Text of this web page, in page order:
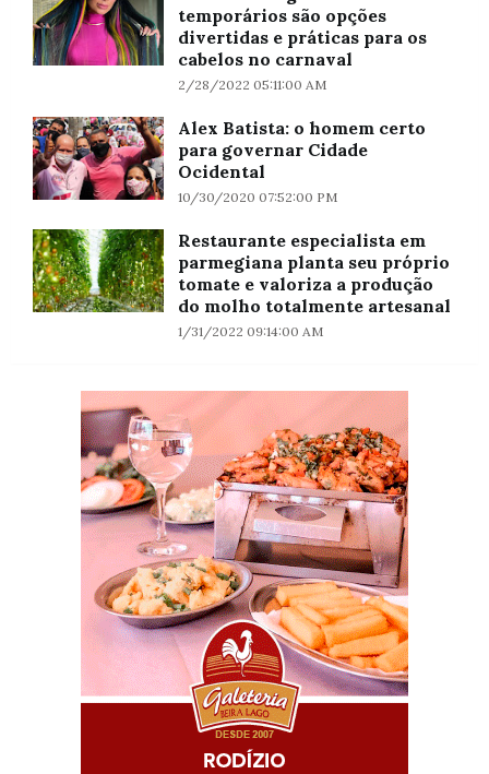
temporários são opções
divertidas e práticas para os
cabelos no carnaval
2/28/2022 05:11:00 AM
Alex Batista: o homem certo
para governar Cidade
Ocidental
10/30/2020 07:52:00 PM
Restaurante especialista em
parmegiana planta seu próprio
tomate e valoriza a produção
do molho totalmente artesanal
1/31/2022 09:14:00 AM